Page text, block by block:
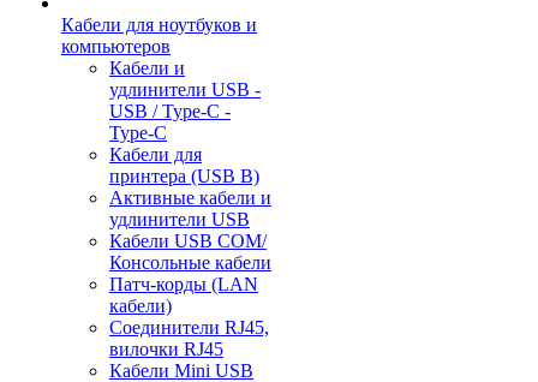
Кабели для ноутбуков и
компьютеров
Кабели и
удлинители USB -
USB / Type-C -
Type-C
Кабели для
принтера (USB B)
Активные кабели и
удлинители USB
Кабели USB COM/
Консольные кабели
Патч-корды (LAN
кабели)
Соединители RJ45,
вилочки RJ45
Кабели Mini USB